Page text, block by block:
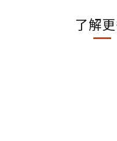
了解